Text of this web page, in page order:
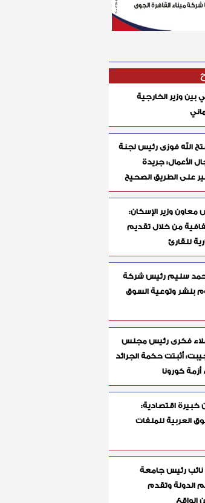
بين وزير الخارجية
الله فوزى رئيس لجنة
الأعمال: جريدة
على الطريق الصحيح
معاون وزير الإسكان:
من خلال تقديم
للقارئ
سليم رئيس شركة
بنشر وتوعية السوق
فكرى رئيس مجلس
أثبتت حكمة الجرائد
أزمة كورونا
خبيرة اقتصادية:
العربية للملفات
نائب رئيس جامعة
الدولة وتقدم
الواقع